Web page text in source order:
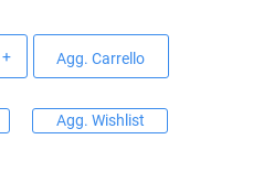
Agg. Carrello
Agg. Wishlist